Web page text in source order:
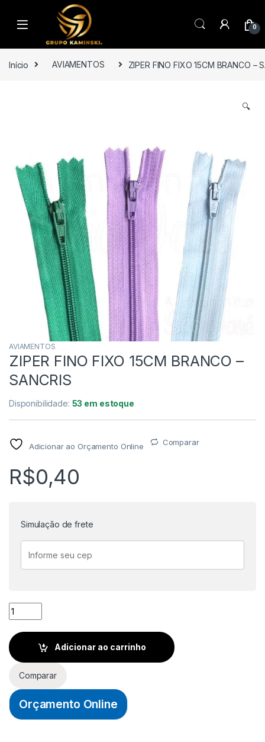
Saltar para navegação
Pular para o conteúdo
0
Início AVIAMENTOS ZIPER FINO FIXO 15CM BRANCO –
🔍
AVIAMENTOS
ZIPER FINO FIXO 15CM BRANCO –
SANCRIS
Disponibilidade: 53 em estoque
Adicionar ao Orçamento Online Comparar
R$0,40
Simulação de frete
ZIPER FINO FIXO 15CM BRANCO - SANCRIS quantidade
Adicionar ao carrinho
Comparar
Orçamento Online